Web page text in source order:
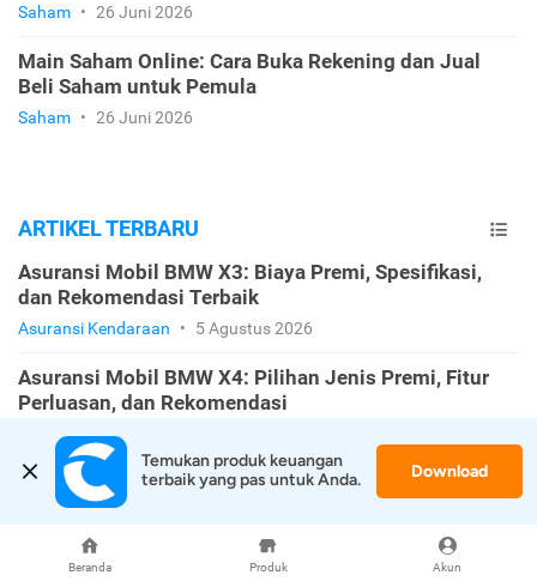
Beranda Produk Akun
Saham • 26 Juni 2026
Main Saham Online: Cara Buka Rekening dan Jual
Beli Saham untuk Pemula
Saham • 26 Juni 2026
ARTIKEL TERBARU
Asuransi Mobil BMW X3: Biaya Premi, Spesifikasi,
dan Rekomendasi Terbaik
Asuransi Kendaraan • 5 Agustus 2026
Asuransi Mobil BMW X4: Pilihan Jenis Premi, Fitur
Perluasan, dan Rekomendasi
Asuransi Kendaraan
Asuransi Mobil BMW X5: Estimasi Premi, Pilihan
Polis, dan Rekomendasinya
Asuransi Kendaraan 5 Agustus 2026
Temukan produk keuangan
terbaik yang pas untuk Anda.
Download